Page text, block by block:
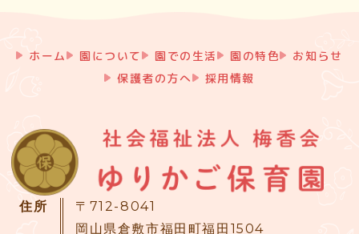
ホーム 園について 園での生活 園の特色
お知らせ
保護者の方へ
採用情報
住所
〒712-8041
岡山県倉敷市福田町福田1504